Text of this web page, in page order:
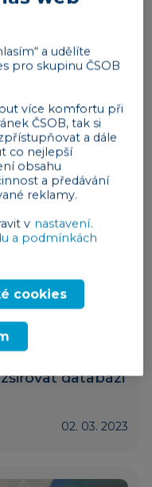
pro
databázi
02. 03. 2023
a udělíte
pro skupinu ČSOB
více komfortu při
ČSOB, tak si
a dále
co nejlepší
obsahu
a předávání
reklamy.
v nastavení.
a podmínkách
cookies